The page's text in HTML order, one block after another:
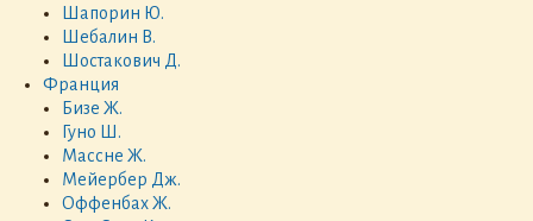
Шапорин Ю.
Шебалин В.
Шостакович Д.
Франция
Бизе Ж.
Гуно Ш.
Массне Ж.
Мейербер Дж.
Оффенбах Ж.